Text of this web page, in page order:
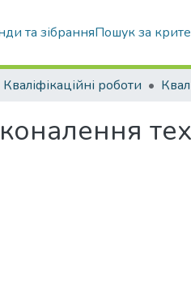
та зібранняПошук за
Кваліфікаційні роботи